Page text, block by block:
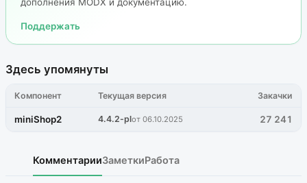
Поддержать
Здесь упомянуты
Компонент Текущая версия Закачки
miniShop2 4.4.2-plот 06.10.2025 27 241
КомментарииЗаметкиРабота